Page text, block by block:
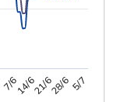
21/6
7/614/6 28/6 5/7